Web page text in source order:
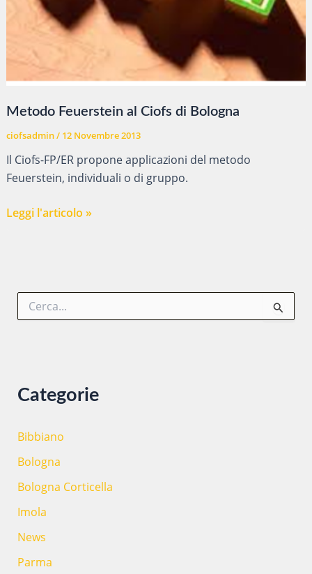
Metodo Feuerstein al Ciofs di Bologna
ciofsadmin/ 12 Novembre 2013
Il Ciofs-FP/ER propone applicazioni del metodo
Feuerstein, individuali o di gruppo.
Metodo
Bologna
Leggi l'articolo »
C
Categorie
Bibbiano
Bologna
Bologna Corticella
Imola
News
Parma